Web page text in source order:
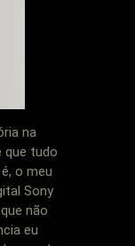
na
que tudo
o meu
Sony
não
eu